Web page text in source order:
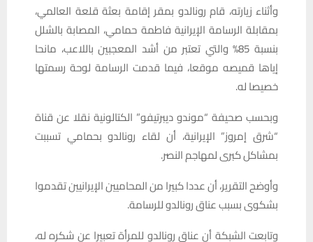
وأثناء زيارته، قام رونالدو بمقر إقامة بعثة قلعة العالمي،
بمقابلة الرسامة الإيرانية فاطمة حمامي، المصابة بالشلل
بنسبة 85% والتي تعتبر من أشد المعجبين باللاعب، مانحا
إياها قميصه موقعا، فيما قدمت الرسامة لوحة رسمتها
خصيصا له.
وبحسب صحيفة “موندو ديبرتيفو” الكتالونية نقلا عن قناة
“شرق إمروز” الإيرانية، أن لقاء رونالدو بحمامي تسببت
بمشاكل كبرى لمهاجم النصر.
وأوضح التقرير، أن عددا كبيرا من المحاميين الإيرانيين تقدموا
بشكوى بسبب عناق رونالدو للرسامة.
وتابعت الشبكة أن عناق رونالدو للمرأة تعبيرا عن شكره له،